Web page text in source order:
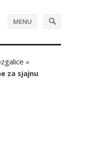
MENU
»
za sjajnu